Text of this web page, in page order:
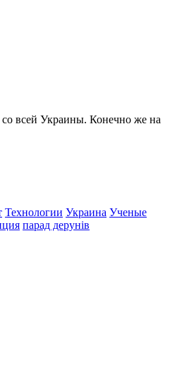
со всей Украины. Конечно же на
Технологии Украина Ученые
парад дерунів